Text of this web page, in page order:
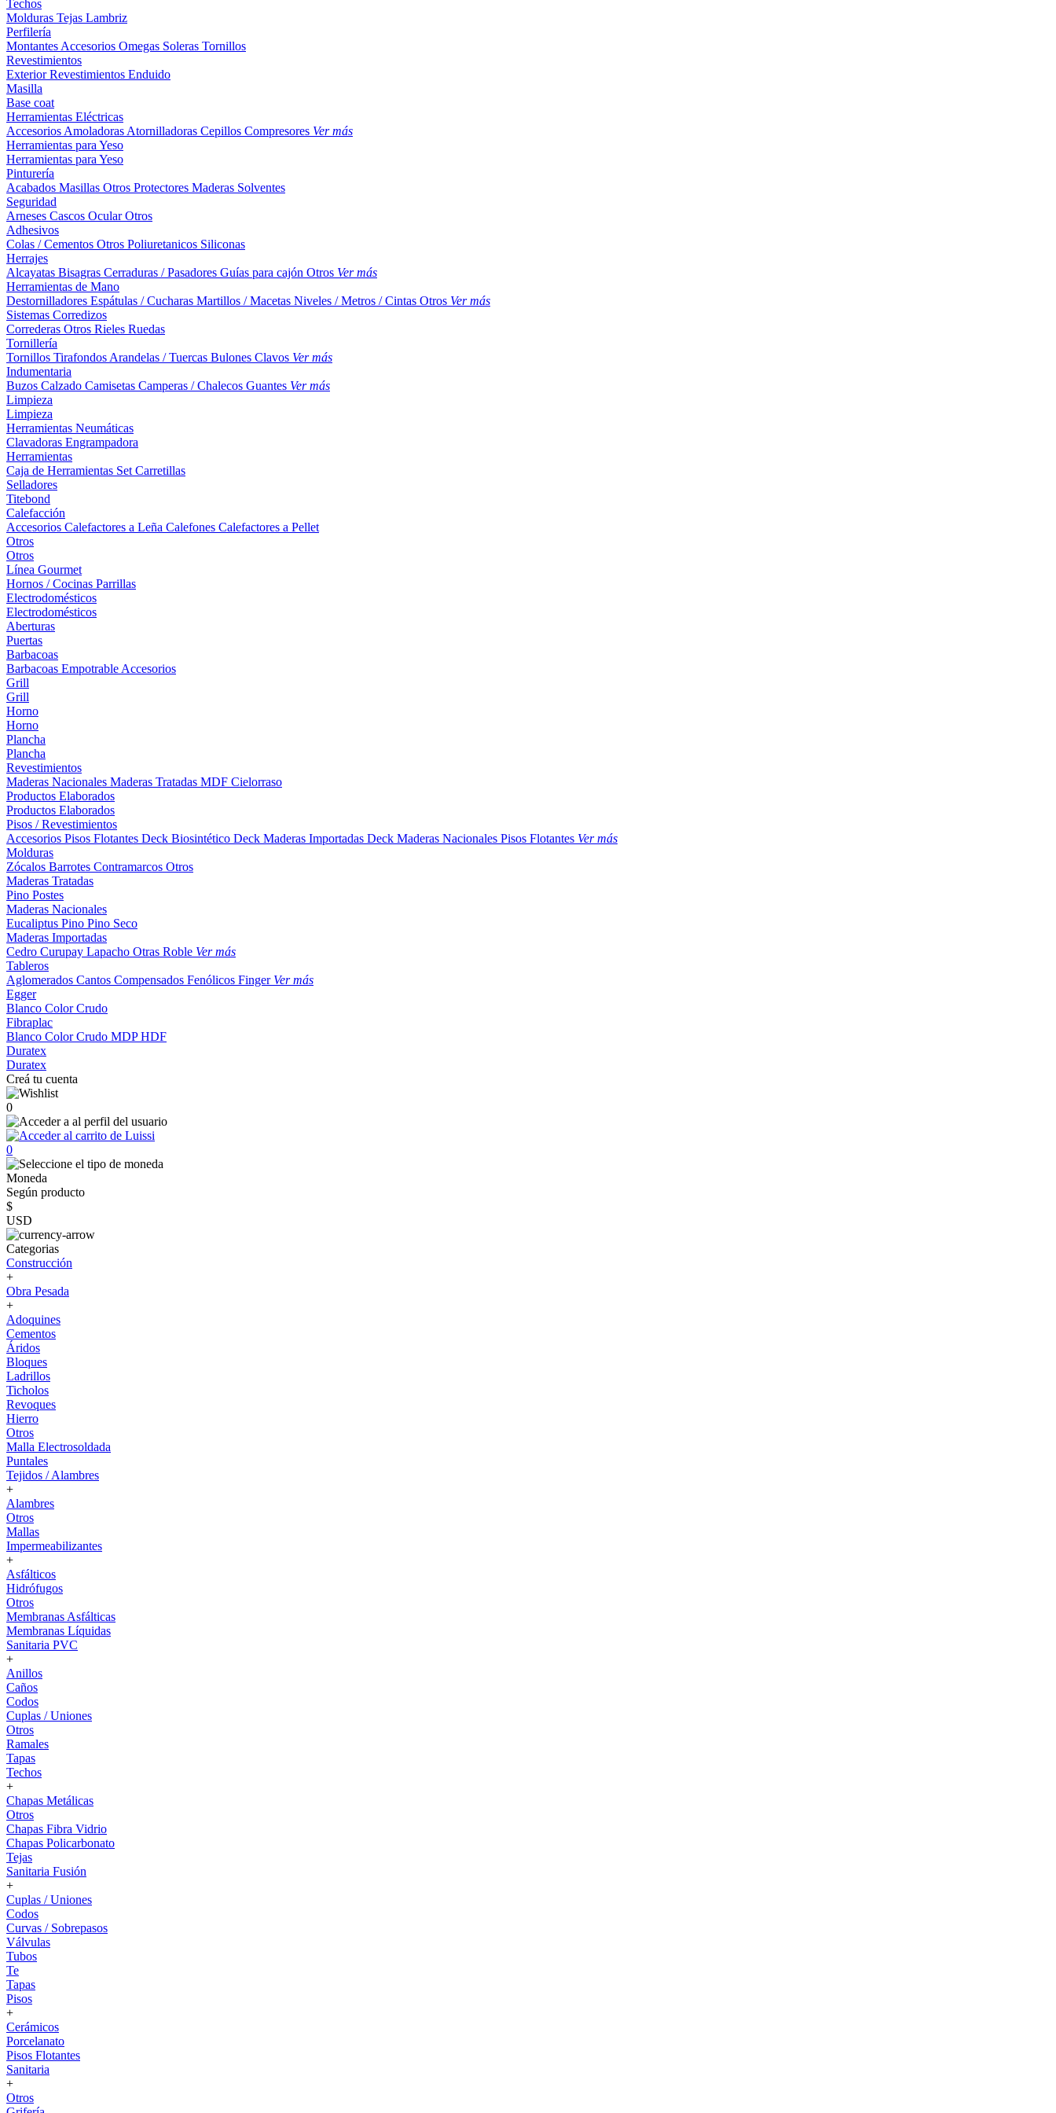
Techos
Molduras Tejas Lambriz
Perfilería
Montantes Accesorios Omegas Soleras Tornillos
Revestimientos
ExteriorRevestimientos Enduido
Masilla
Base coat
Herramientas Eléctricas
Accesorios Amoladoras Atornilladoras Cepillos Compresores Ver más
Herramientas para Yeso
Herramientas para Yeso
Pinturería
Acabados Masillas Otros Protectores Maderas Solventes
Seguridad
Arneses Cascos OcularOtros
Adhesivos
Colas / Cementos Otros Poliuretanicos Siliconas
Herrajes
Alcayatas Bisagras Cerraduras / Pasadores Guías para cajón Otros Ver más
Herramientas de Mano
Destornilladores Espátulas / Cucharas Martillos / Macetas Niveles / Metros / Cintas Otros Ver más
Sistemas Corredizos
Correderas Otros Rieles Ruedas
Tornillería
Tornillos Tirafondos Arandelas / Tuercas Bulones Clavos Ver más
Indumentaria
Buzos Calzado Camisetas Camperas / Chalecos Guantes Ver más
Limpieza
Limpieza
Herramientas Neumáticas
Clavadoras Engrampadora
Herramientas
Caja de Herramientas Set Carretillas
Selladores
Titebond
Calefacción
Accesorios Calefactores a Leña Calefones Calefactores a Pellet
Otros
Otros
Línea Gourmet
Hornos / Cocinas Parrillas
Electrodomésticos
Electrodomésticos
Aberturas
Puertas
Barbacoas
Barbacoas Empotrable Accesorios
Grill
Grill
Horno
Horno
Plancha
Plancha
Revestimientos
Maderas Nacionales Maderas Tratadas MDF Cielorraso
Productos Elaborados
Productos Elaborados
Pisos / Revestimientos
Accesorios Pisos Flotantes Deck Biosintético Deck Maderas Importadas Deck Maderas Nacionales Pisos Flotantes Ver más
Molduras
Zócalos Barrotes Contramarcos Otros
Maderas Tratadas
Pino Postes
Maderas Nacionales
Eucaliptus Pino Pino Seco
Maderas Importadas
Cedro Curupay Lapacho Otras Roble Ver más
Tableros
Aglomerados Cantos Compensados Fenólicos Finger Ver más
Egger
Blanco ColorCrudo
Fibraplac
Blanco ColorCrudo MDPHDF
Duratex
Duratex
Creá tu cuenta
0
0
Moneda
Según producto
$
USD
Categorias
Construcción
+
Obra Pesada
+
Adoquines
Cementos
Áridos
Bloques
Ladrillos
Ticholos
Revoques
Hierro
Otros
Malla Electrosoldada
Puntales
Tejidos / Alambres
+
Alambres
Otros
Mallas
Impermeabilizantes
+
Asfálticos
Hidrófugos
Otros
Membranas Asfálticas
Membranas Líquidas
Sanitaria PVC
+
Anillos
Caños
Codos
Cuplas / Uniones
Otros
Ramales
Tapas
Techos
+
Chapas Metálicas
Otros
Chapas Fibra Vidrio
Chapas Policarbonato
Tejas
Sanitaria Fusión
+
Cuplas / Uniones
Codos
Curvas / Sobrepasos
Válvulas
Tubos
Te
Tapas
Pisos
+
Cerámicos
Porcelanato
Pisos Flotantes
Sanitaria
+
Otros